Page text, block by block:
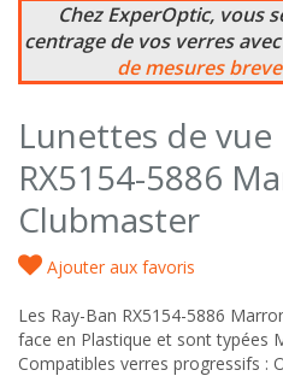
Chez ExperOptic, vous
centrage de vos verres avec
de mesures
Lunettes de vue
RX5154-5886
Clubmaster
Ajouter aux favoris
Les Ray-Ban RX5154-5886
face en Plastique et sont typées
Compatibles verres progressifs :